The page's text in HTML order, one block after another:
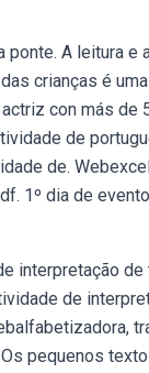
ponte. A leitura
crianças é
con más de
de
de.
1º dia de
interpretação
de
pequenos